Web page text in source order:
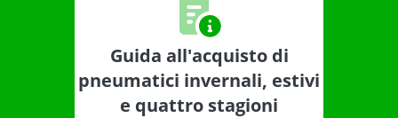
Guida all'acquisto di
pneumatici invernali, estivi
e quattro stagioni